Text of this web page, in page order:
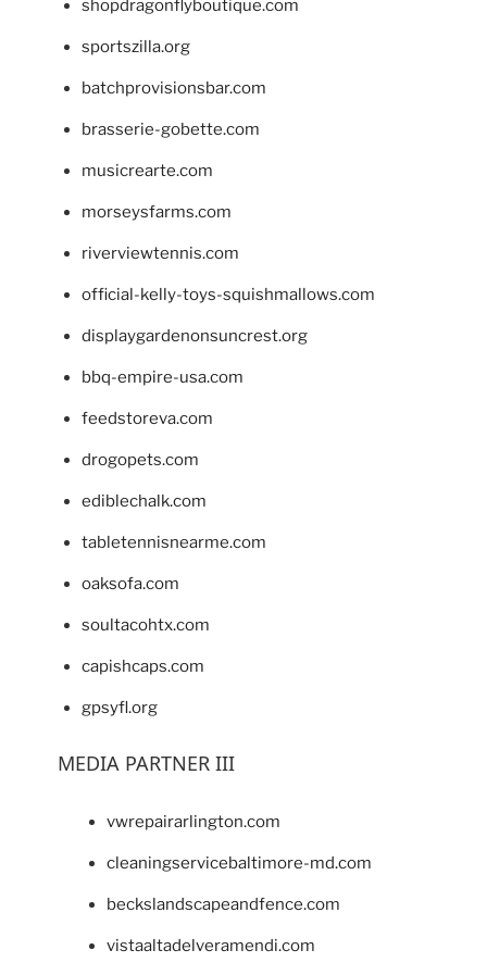
shopdragonflyboutique.com
sportszilla.org
batchprovisionsbar.com
brasserie-gobette.com
musicrearte.com
morseysfarms.com
riverviewtennis.com
official-kelly-toys-squishmallows.com
displaygardenonsuncrest.org
bbq-empire-usa.com
feedstoreva.com
drogopets.com
ediblechalk.com
tabletennisnearme.com
oaksofa.com
soultacohtx.com
capishcaps.com
gpsyfl.org
MEDIA PARTNER III
vwrepairarlington.com
cleaningservicebaltimore-md.com
beckslandscapeandfence.com
vistaaltadelveramendi.com